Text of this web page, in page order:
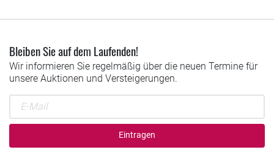
Bleiben Sie auf dem Laufenden!
Wir informieren Sie regelmäßig über die neuen Termine für
unsere Auktionen und Versteigerungen.
Eintragen